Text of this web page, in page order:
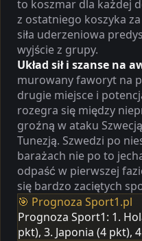
to koszmar dla każdej
z ostatniego koszyka
siła uderzeniowa
wyjście z grupy.
Układ sił i szanse na
murowany faworyt na
drugie miejsce i
rozegra się między
groźną w ataku
Tunezją. Szwedzi po
barażach nie po to
odpaść w pierwszej
się bardzo zaciętych
🎯 Prognoza Sport1.pl
Prognoza Sport1: 1.
pkt), 3. Japonia (4 pkt),